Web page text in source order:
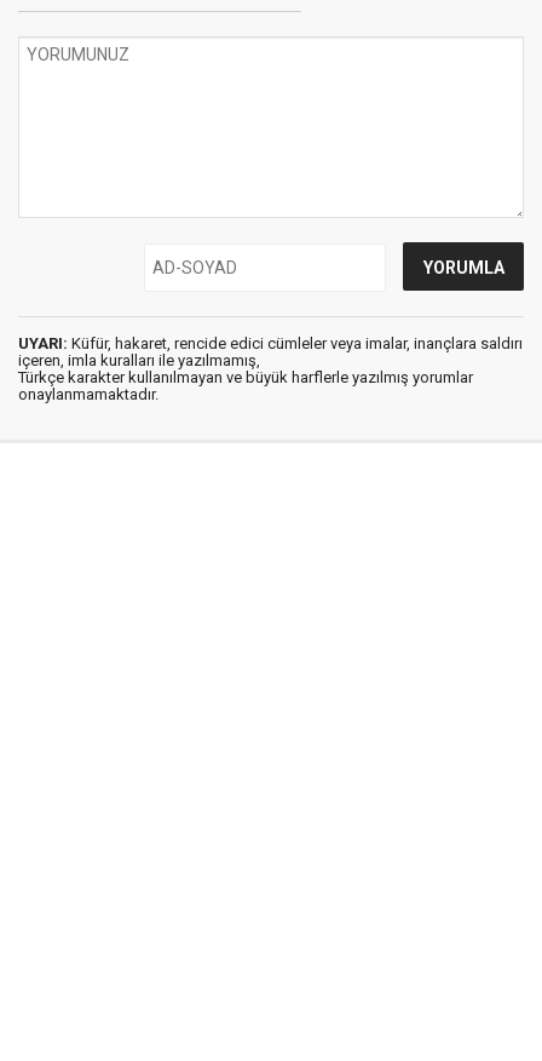
UYARI: Küfür, hakaret, rencide edici cümleler veya imalar, inançlara saldırı
içeren, imla kuralları ile yazılmamış,
Türkçe karakter kullanılmayan ve büyük harflerle yazılmış yorumlar
onaylanmamaktadır.